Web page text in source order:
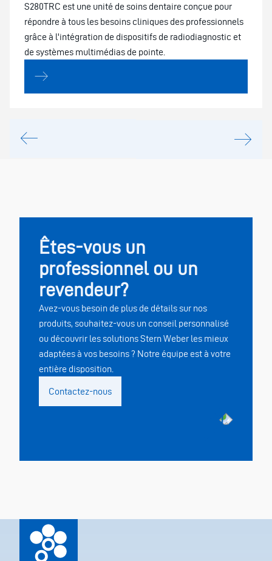
S280TRC est une unité de soins dentaire conçue pour
répondre à tous les besoins cliniques des professionnels
grâce à l'intégration de dispositifs de radiodiagnostic et
de systèmes multimédias de pointe.
Êtes-vous un
professionnel ou un
revendeur?
Avez-vous besoin de plus de détails sur nos
produits, souhaitez-vous un conseil personnalisé
ou découvrir les solutions Stern Weber les mieux
adaptées à vos besoins ? Notre équipe est à votre
entière disposition.
Contactez-nous